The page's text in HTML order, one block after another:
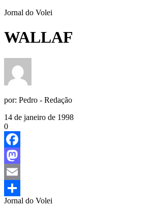
Jornal do Volei
WALLAF
por: Pedro - Redação
14 de janeiro de 1998
0
Facebook
Mastodon
Email
Share
Jornal do Volei